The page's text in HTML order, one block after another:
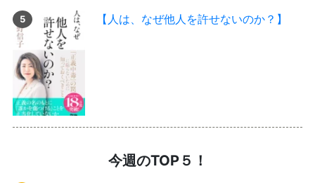
【人は、なぜ他人を許せないのか？】
今週のTOP５！